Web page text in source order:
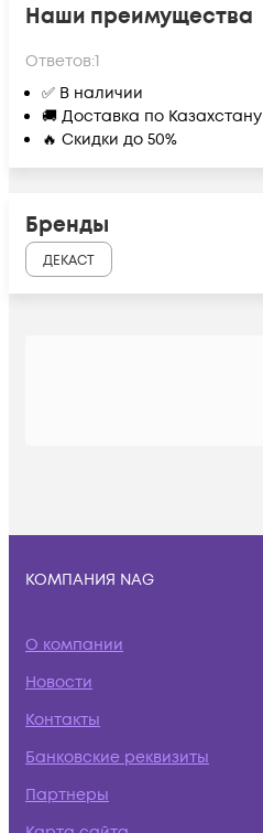
Наши преимущества
Ответов:1
✅ В наличии
🚚 Доставка по Казахстану
🔥 Скидки до 50%
Бренды
ДЕКАСТ
КОМПАНИЯ NAG
О компании
Новости
Контакты
Банковские реквизиты
Партнеры